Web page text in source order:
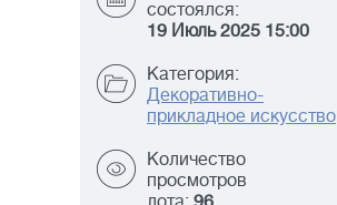
состоялся:
19 Июль 2025 15:00
Категория:
Декоративно-
прикладное искусство
Количество
просмотров